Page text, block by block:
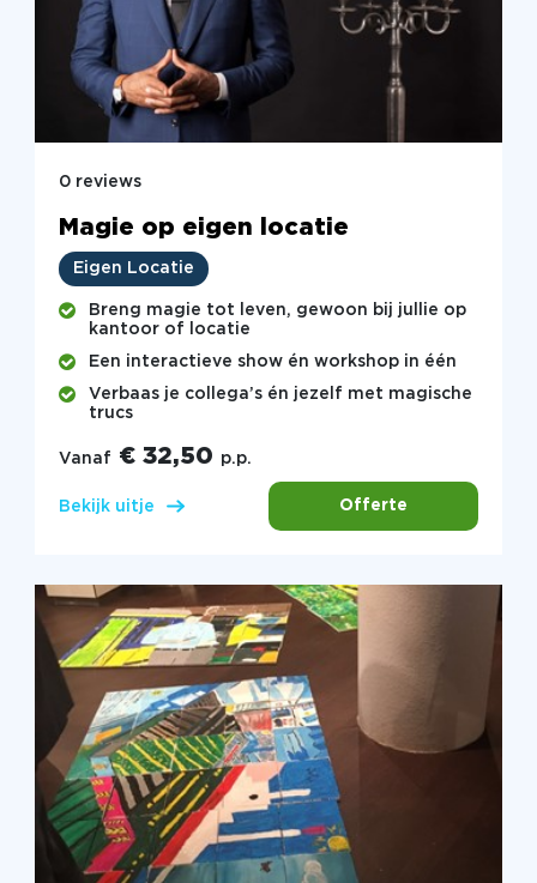
0 reviews
Magie op eigen locatie
Eigen Locatie
Breng magie tot leven, gewoon bij jullie op
kantoor of locatie
Een interactieve show én workshop in één
Verbaas je collega’s én jezelf met magische
trucs
Vanaf € 32,50 p.p.
Bekijk uitje Offerte